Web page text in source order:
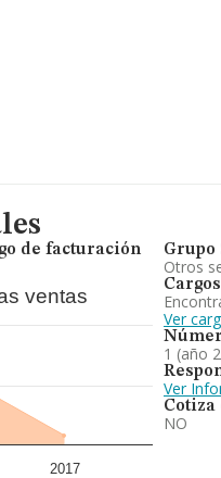
de facturación
ventas
2017
Grupo
Otros
Cargos
Ver
1 (año
Ver
Cotiza
NO